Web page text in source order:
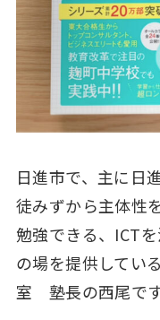
日進市で、主に日
徒みずから主体性
勉強できる、ICT
の場を提供してい
室 塾長の西尾です